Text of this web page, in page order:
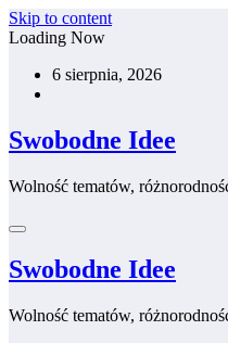
Skip to content
Loading Now
6 sierpnia, 2026
Swobodne Idee
Wolność tematów,
Swobodne Idee
Wolność tematów,